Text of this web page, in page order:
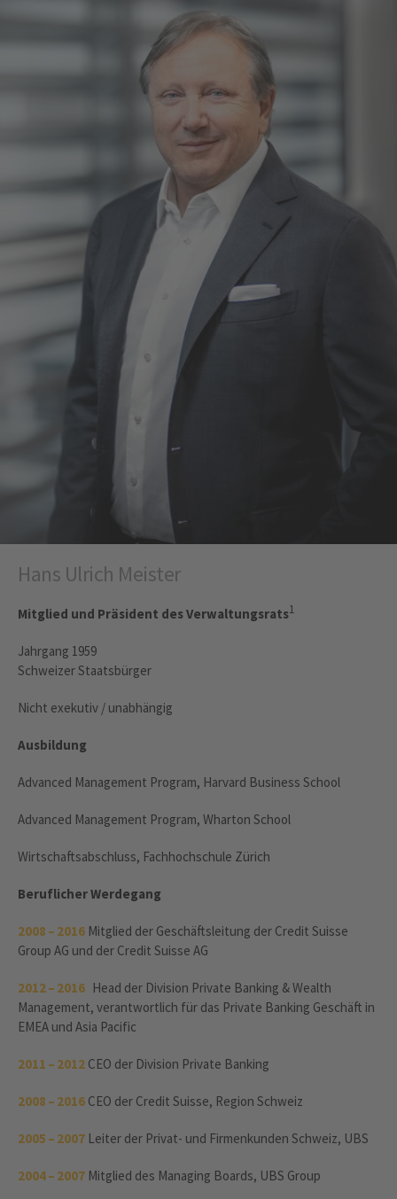
Hans Ulrich Meister
Mitglied und Präsident des Verwaltungsrats1
Jahrgang 1959
Schweizer Staatsbürger
Nicht exekutiv / unabhängig
Ausbildung
Advanced Management Program, Harvard Business School
Advanced Management Program, Wharton School
Wirtschaftsabschluss, Fachhochschule Zürich
Beruflicher Werdegang
2008 – 2016 Mitglied der Geschäftsleitung der Credit Suisse
Group AG und der Credit Suisse AG
2012 – 2016 Head der Division Private Banking & Wealth
Management, verantwortlich für das Private Banking Geschäft in
EMEA und Asia Pacific
2011 – 2012 CEO der Division Private Banking
2008 – 2016 CEO der Credit Suisse, Region Schweiz
2005 – 2007 Leiter der Privat- und Firmenkunden Schweiz, UBS
2004 – 2007 Mitglied des Managing Boards, UBS Group